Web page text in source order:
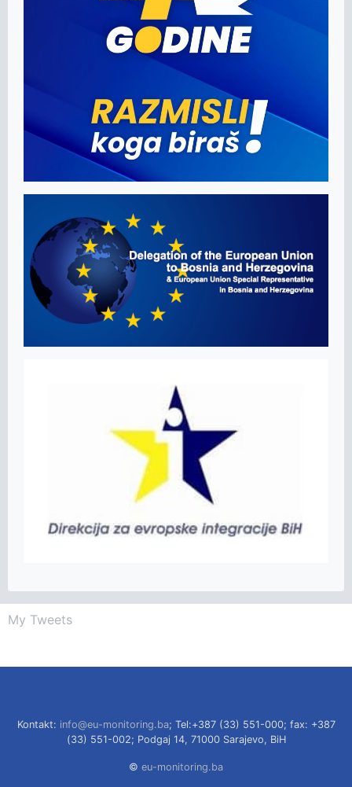
My Tweets
Kontakt: info@eu-monitoring.ba; Tel:+387 (33) 551-000; fax: +387
(33) 551-002; Podgaj 14, 71000 Sarajevo, BiH
© eu-monitoring.ba